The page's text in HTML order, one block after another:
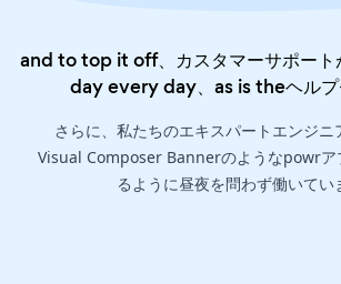
and to top it off、カスタマーサポート
day every day、as is theヘル
さらに、私たちのエキスパートエンジニ
Visual Composer Bannerのようなpowrア
るように昼夜を問わず働いてい